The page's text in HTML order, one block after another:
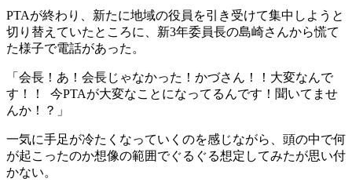
PTAが終わり、新たに地域の役員を引き受けて集中しようと
切り替えていたところに、新3年委員長の島崎さんから慌て
た様子で電話があった。
「会長！あ！会長じゃなかった！かづさん！！大変なんで
す！！ 今PTAが大変なことになってるんです！聞いてませ
んか！？」
一気に手足が冷たくなっていくのを感じながら、頭の中で何
が起こったのか想像の範囲でぐるぐる想定してみたが思い付
かない。